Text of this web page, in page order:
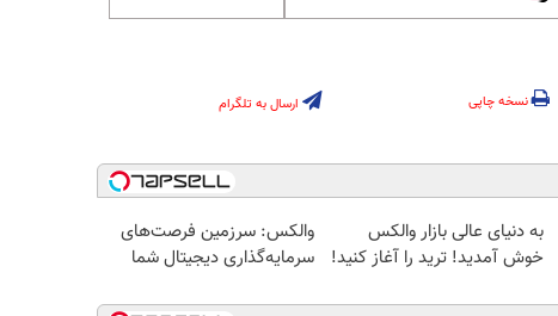
نسخه چاپی ارسال به تلگرام
به دنیای عالی بازار والکس
خوش آمدید! ترید را آغاز کنید!
والکس: سرزمین فرصت‌های
سرمایه‌گذاری دیجیتال شما